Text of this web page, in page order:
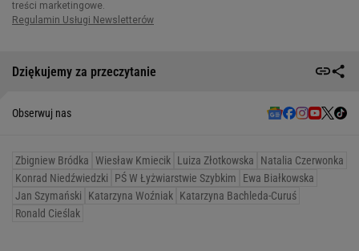
Dziękujemy za przeczytanie
Obserwuj nas
Zbigniew Bródka Wiesław Kmiecik Luiza Złotkowska
Natalia Czerwonka
Konrad Niedźwiedzki
PŚ W Łyżwiarstwie Szybkim
Ewa Białkowska
Jan Szymański
Katarzyna Woźniak Katarzyna Bachleda-Curuś
Ronald Cieślak